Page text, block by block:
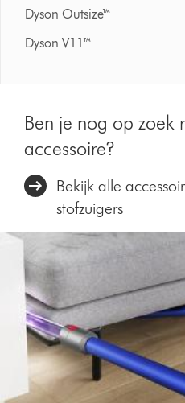
Dyson Outsize™
Dyson V11™
Ben je nog op zoek
accessoire?
Bekijk alle
stofzuigers